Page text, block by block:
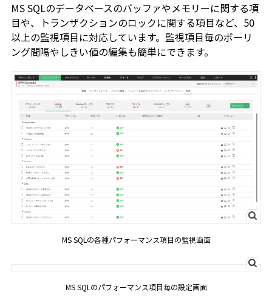
MS SQLのデータベースのバッファやメモリーに関する項
目や、トランザクションのロックに関する項目など、50
以上の監視項目に対応しています。監視項目毎のポ―リ
ング間隔やしきい値の編集も簡単にできます。
MS SQLの各種パフォーマンス項目の監視画面
MS SQLのパフォーマンス項目毎の設定画面